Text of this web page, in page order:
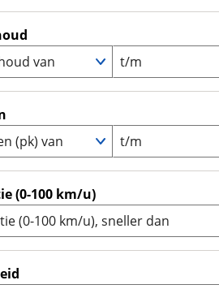
(0)
(2)
Enduro (0)
0
(0)
van
t/m
(pk) van
t/m
(0-100 km/u)
(0-100 km/u), sneller dan